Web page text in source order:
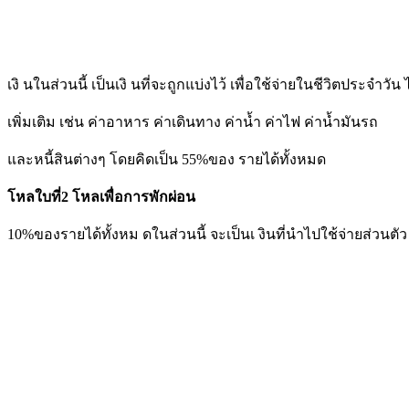
เงิ นในส่วนนี้ เป็นเงิ นที่จะถูกแบ่งไว้ เพื่อใช้จ่ายในชีวิตประจำวัน
เพิ่มเติม เช่น ค่าอาหาร ค่าเดินทาง ค่าน้ำ ค่าไฟ ค่าน้ำมันรถ
และหนี้สินต่างๆ โดยคิดเป็น 55%ของ รายได้ทั้งหมด
โหลใบที่2 โหลเพื่อการพักผ่อน
10%ของรายได้ทั้งหม ดในส่วนนี้ จะเป็นเ งินที่นำไปใช้จ่ายส่วนตัว